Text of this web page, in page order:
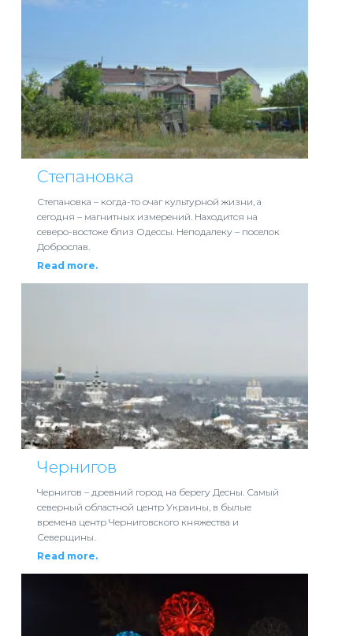
Степановка
Степановка – когда-то очаг культурной жизни, а
сегодня – магнитных измерений. Находится на
северо-востоке близ Одессы. Неподалеку – поселок
Доброслав.
Read more.
Чернигов
Чернигов – древний город на берегу Десны. Самый
северный областной центр Украины, в былые
времена центр Черниговского княжества и
Северщины.
Read more.